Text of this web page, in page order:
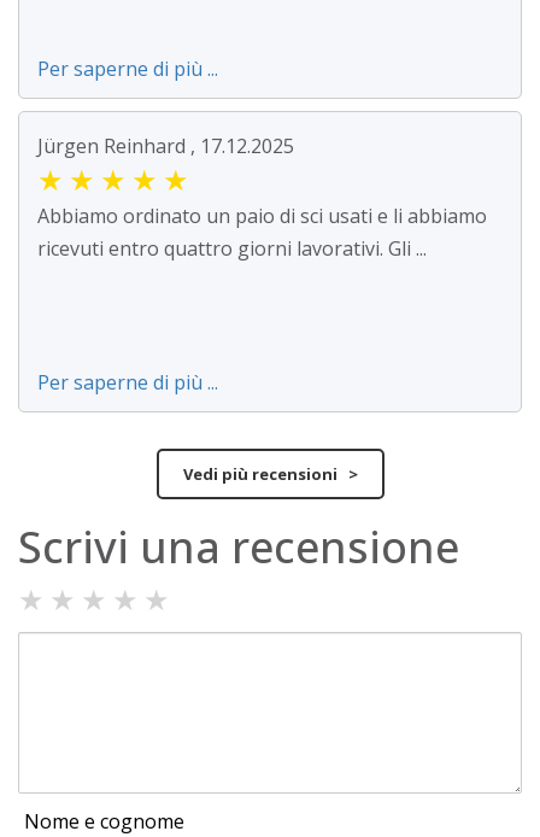
Per saperne di più ...
Jürgen Reinhard , 17.12.2025
★ ★ ★ ★ ★
Abbiamo ordinato un paio di sci usati e li abbiamo
ricevuti entro quattro giorni lavorativi. Gli ...
Per saperne di più ...
Vedi più recensioni >
Scrivi una recensione
★ ★ ★ ★ ★
Nome e cognome